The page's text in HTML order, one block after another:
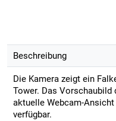
Beschreibung
Die Kamera zeigt ein
Tower. Das Vorschaubild
aktuelle Webcam-
verfügbar.